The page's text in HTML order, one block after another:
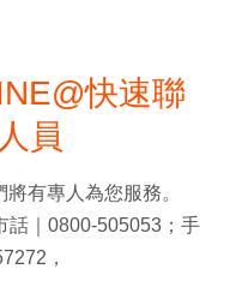
快速聯
員
有專人為您服務。
話｜0800-505053；手
，